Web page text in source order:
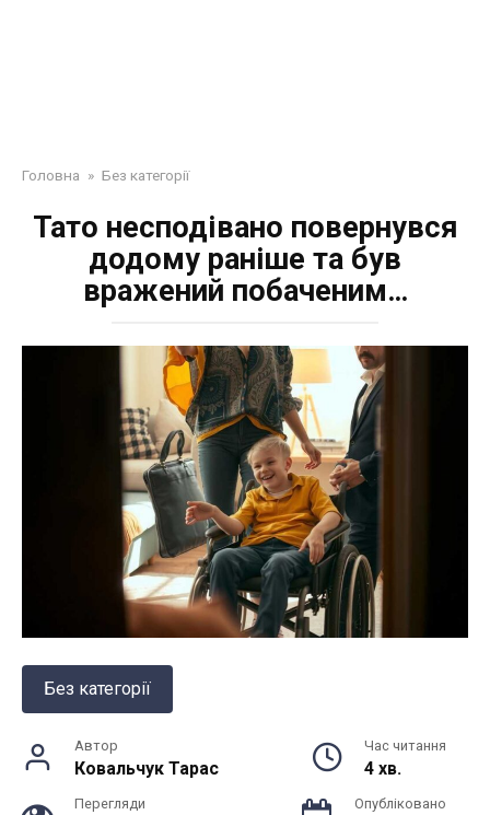
Головна » Без категорії
Тато несподівано повернувся
додому раніше та був
вражений побаченим…
Без категорії
Автор
Ковальчук Тарас
Час читання
4 хв.
Перегляди Опубліковано